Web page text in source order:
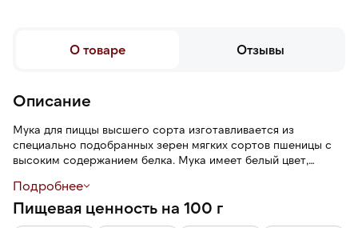
О товаре Отзывы
Описание
Мука для пиццы высшего сорта изготавливается из
специально подобранных зерен мягких сортов пшеницы с
высоким содержанием белка. Мука имеет белый цвет,
злаковый аромат, пшеничный вкус.
Сбалансированное содержание клейковины позволяет
Подробнее
Пищевая ценность на 100 г